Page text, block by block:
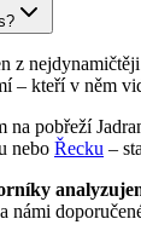
z
– kteří v něm
na pobřeží
nebo Řecku –
námi